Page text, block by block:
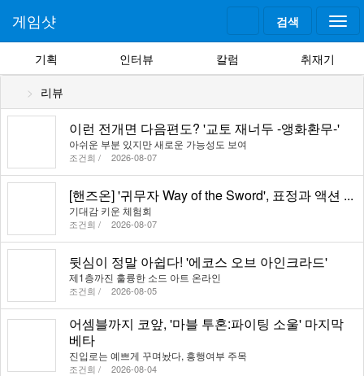
검색
게임샷
기획 인터뷰 칼럼 취재기
리뷰
이런 전개면 다음편도? '교토 재너두 -앵화환무-'
아쉬운 부분 있지만 새로운 가능성도 보여
조건희 / 2026-08-07
[핸즈온] '귀무자 Way of the Sword', 표정과 액션 ...
기대감 키운 체험회
조건희 / 2026-08-07
뒷심이 정말 아쉽다! '에코스 오브 아인크라드'
제1층까진 훌륭한 소드 아트 온라인
조건희 / 2026-08-05
어셈블까지 코앞, '마블 투혼:파이팅 소울' 마지막
베타
진입로는 예쁘게 꾸며놨다, 흥행여부 주목
조건희 / 2026-08-04